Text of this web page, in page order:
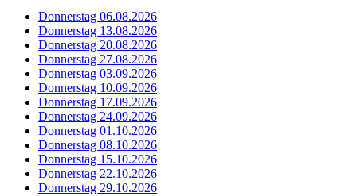
Donnerstag 06.08.2026
Donnerstag 13.08.2026
Donnerstag 20.08.2026
Donnerstag 27.08.2026
Donnerstag 03.09.2026
Donnerstag 10.09.2026
Donnerstag 17.09.2026
Donnerstag 24.09.2026
Donnerstag 01.10.2026
Donnerstag 08.10.2026
Donnerstag 15.10.2026
Donnerstag 22.10.2026
Donnerstag 29.10.2026